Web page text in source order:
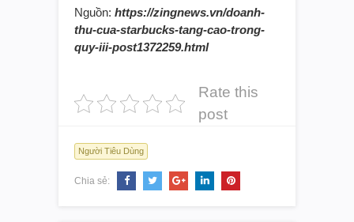
Nguồn: https://zingnews.vn/doanh-
thu-cua-starbucks-tang-cao-trong-
quy-iii-post1372259.html
Rate this
post
Người Tiêu Dùng
Chia sẻ: